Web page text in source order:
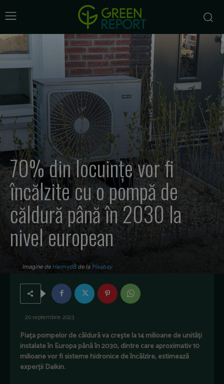
70% din locuințe vor fi
încălzite cu o pompă de
căldură până în 2030 la
nivel european
Imagine de HarmvdB de la Pixabay
20 septembrie 2023
Piața pompelor de căldură va crește la 14 milioane de unități
instalate în Europa până în 2030, dintre care aproximativ 10
milioane vor fi sisteme hidronice de încălzire, estimează
experții Daikin.